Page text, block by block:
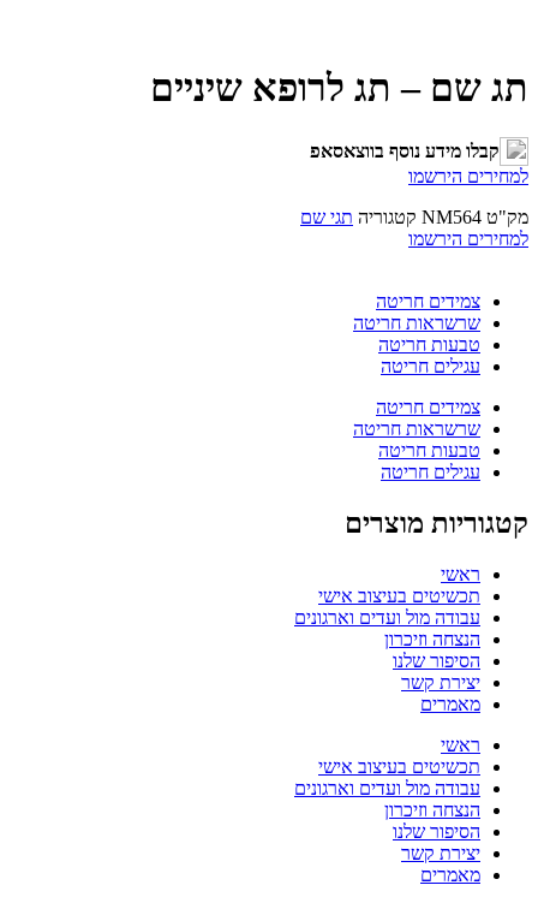
תג שם – תג לרופא שיניים
קבלו מידע נוסף בווצאסאפ
למחירים הירשמו
מק"ט NM564 קטגוריה תגי שם
למחירים הירשמו
צמידים חריטה
שרשראות חריטה
טבעות חריטה
עגילים חריטה
צמידים חריטה
שרשראות חריטה
טבעות חריטה
עגילים חריטה
קטגוריות מוצרים
ראשי
תכשיטים בעיצוב אישי
עבודה מול ועדים וארגונים
הנצחה וזיכרון
הסיפור שלנו
יצירת קשר
מאמרים
ראשי
תכשיטים בעיצוב אישי
עבודה מול ועדים וארגונים
הנצחה וזיכרון
הסיפור שלנו
יצירת קשר
מאמרים